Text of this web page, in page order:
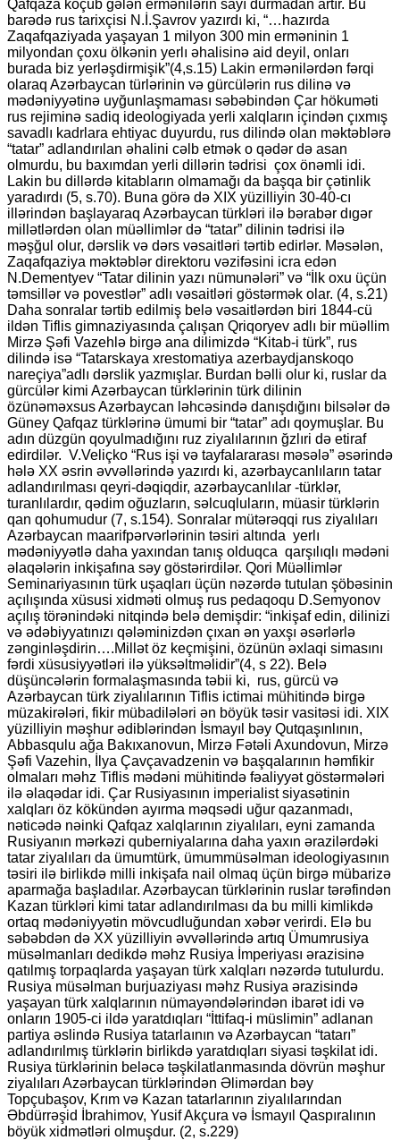
Qafqaza köçüb gələn ermənilərin sayı durmadan artır. Bu
barədə rus tarixçisi N.İ.Şavrov yazırdı ki, “…hazırda
Zaqafqaziyada yaşayan 1 milyon 300 min erməninin 1
milyondan çoxu ölkənin yerlı əhalisinə aid deyil, onları
burada biz yerləşdirmişik”(4,s.15) Lakin ermənilərdən fərqi
olaraq Azərbaycan türlərinin və gürcülərin rus dilinə və
mədəniyyətinə uyğunlaşmaması səbəbindən Çar hökuməti
rus rejiminə sadiq ideologiyada yerli xalqların içindən çıxmış
savadlı kadrlara ehtiyac duyurdu, rus dilində olan məktəblərə
“tatar” adlandırılan əhalini cəlb etmək o qədər də asan
olmurdu, bu baxımdan yerli dillərin tədrisi çox önəmli idi.
Lakin bu dillərdə kitabların olmamağı da başqa bir çətinlik
yaradırdı (5, s.70). Buna görə də XIX yüzilliyin 30-40-cı
illərindən başlayaraq Azərbaycan türkləri ilə bərabər dıgər
millətlərdən olan müəllimlər də “tatar” dilinin tədrisi ilə
məşğul olur, dərslik və dərs vəsaitləri tərtib edirlər. Məsələn,
Zaqafqaziya məktəblər direktoru vəzifəsini icra edən
N.Dementyev “Tatar dilinin yazı nümunələri” və “İlk oxu üçün
təmsillər və povestlər” adlı vəsaitləri göstərmək olar. (4, s.21)
Daha sonralar tərtib edilmiş belə vəsaitlərdən biri 1844-cü
ildən Tiflis gimnaziyasında çalışan Qriqoryev adlı bir müəllim
Mirzə Şəfi Vazehlə birgə ana dilimizdə “Kitab-i türk”, rus
dilində isə “Tatarskaya xrestomatiya azerbaydjanskoqo
nareçiya”adlı dərslik yazmışlar. Burdan bəlli olur ki, ruslar da
gürcülər kimi Azərbaycan türklərinin türk dilinin
özünəməxsus Azərbaycan ləhcəsində danışdığını bilsələr də
Güney Qafqaz türklərinə ümumi bir “tatar” adı qoymuşlar. Bu
adın düzgün qoyulmadığını ruz ziyalılarının ğzlıri də etiraf
edirdilər. V.Veliçko “Rus işi və tayfalararası məsələ” əsərində
hələ XX əsrin əvvəllərində yazırdı ki, azərbaycanlıların tatar
adlandırılması qeyri-dəqiqdir, azərbaycanlılar -türklər,
turanlılardır, qədim oğuzların, səlcuqluların, müasir türklərin
qan qohumudur (7, s.154). Sonralar mütərəqqi rus ziyalıları
Azərbaycan maarifpərvərlərinin təsiri altında yerlı
mədəniyyətlə daha yaxından tanış olduqca qarşılıqlı mədəni
əlaqələrin inkişafına səy göstərirdilər. Qori Müəllimlər
Seminariyasının türk uşaqları üçün nəzərdə tutulan şöbəsinin
açılışında xüsusi xidməti olmuş rus pedaqoqu D.Semyonov
açılış törənindəki nitqində belə demişdir: “inkişaf edin, dilinizi
və ədəbiyyatınızı qələminizdən çıxan ən yaxşı əsərlərlə
zənginləşdirin….Millət öz keçmişini, özünün əxlaqi simasını
fərdi xüsusiyyətləri ilə yüksəltməlidir”(4, s 22). Belə
düşüncələrin formalaşmasında təbii ki, rus, gürcü və
Azərbaycan türk ziyalılarının Tiflis ictimai mühitində birgə
müzakirələri, fikir mübadilələri ən böyük təsir vasitəsi idi. XIX
yüzilliyin məşhur ədiblərindən İsmayıl bəy Qutqaşınlının,
Abbasqulu ağa Bakıxanovun, Mirzə Fətəli Axundovun, Mirzə
Şəfi Vazehin, İlya Çavçavadzenin və başqalarının həmfikir
olmaları məhz Tiflis mədəni mühitində fəaliyyət göstərmələri
ilə əlaqədar idi. Çar Rusiyasının imperialist siyasətinin
xalqları öz kökündən ayırma məqsədi uğur qazanmadı,
nəticədə nəinki Qafqaz xalqlarının ziyalıları, eyni zamanda
Rusiyanın mərkəzi quberniyalarına daha yaxın ərazilərdəki
tatar ziyalıları da ümumtürk, ümummüsəlman ideologiyasının
təsiri ilə birlikdə milli inkişafa nail olmaq üçün birgə mübarizə
aparmağa başladılar. Azərbaycan türklərinin ruslar tərəfindən
Kazan türkləri kimi tatar adlandırılması da bu milli kimlikdə
ortaq mədəniyyətin mövcudluğundan xəbər verirdi. Elə bu
səbəbdən də XX yüzilliyin əvvəllərində artıq Ümumrusiya
müsəlmanları dedikdə məhz Rusiya İmperiyası ərazisinə
qatılmış torpaqlarda yaşayan türk xalqları nəzərdə tutulurdu.
Rusiya müsəlman burjuaziyası məhz Rusiya ərazisində
yaşayan türk xalqlarının nümayəndələrindən ibarət idi və
onların 1905-ci ildə yaratdıqları “İttifaq-i müslimin” adlanan
partiya əslində Rusiya tatarlaının və Azərbaycan “tatarı”
adlandırılmış türklərin birlikdə yaratdıqları siyasi təşkilat idi.
Rusiya türklərinin beləcə təşkilatlanmasında dövrün məşhur
ziyalıları Azərbaycan türklərindən Əlimərdan bəy
Topçubaşov, Krım və Kazan tatarlarının ziyalılarından
Əbdürrəşid İbrahimov, Yusif Akçura və İsmayıl Qaspıralının
böyük xidmətləri olmuşdur. (2, s.229)